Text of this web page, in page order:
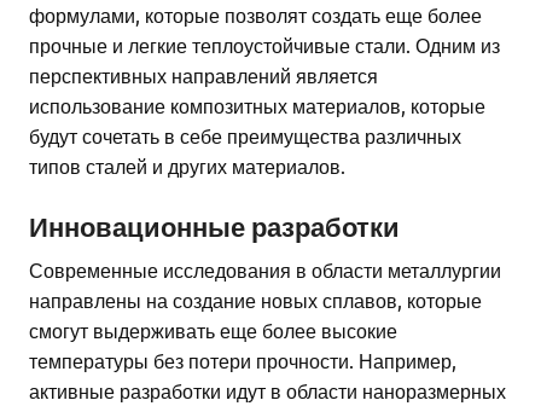
формулами, которые позволят создать еще более
прочные и легкие теплоустойчивые стали. Одним из
перспективных направлений является
использование композитных материалов, которые
будут сочетать в себе преимущества различных
типов сталей и других материалов.
Инновационные разработки
Современные исследования в области металлургии
направлены на создание новых сплавов, которые
смогут выдерживать еще более высокие
температуры без потери прочности. Например,
активные разработки идут в области наноразмерных